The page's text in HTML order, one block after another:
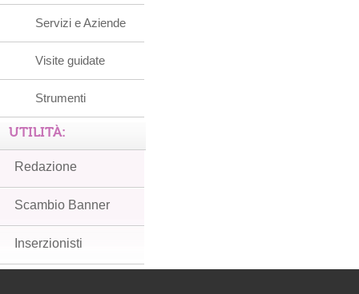
Servizi e Aziende
Visite guidate
Strumenti
UTILITÀ:
Redazione
Scambio Banner
Inserzionisti